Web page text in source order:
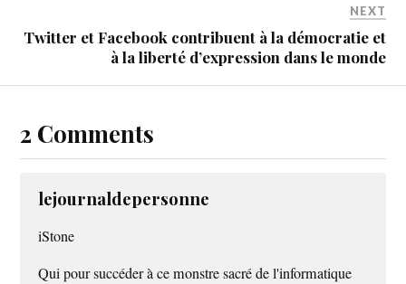
NEXT
Twitter et Facebook contribuent à la démocratie et
à la liberté d’expression dans le monde
2 Comments
lejournaldepersonne
iStone
Qui pour succéder à ce monstre sacré de l'informatique